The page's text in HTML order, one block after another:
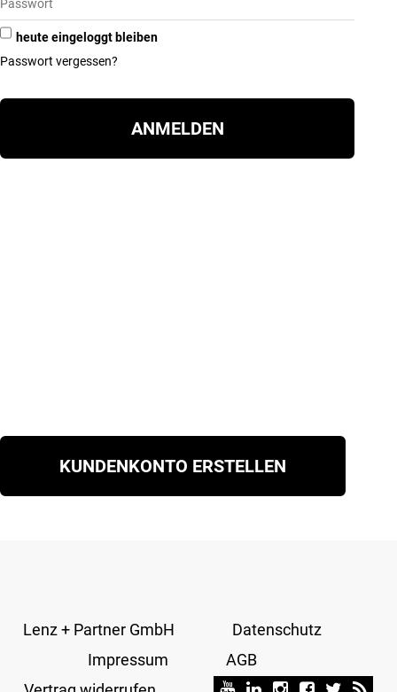
heute eingeloggt bleiben
Passwort vergessen?
ANMELDEN
KUNDENKONTO ERSTELLEN
Lenz + Partner GmbH
Datenschutz
Impressum
AGB